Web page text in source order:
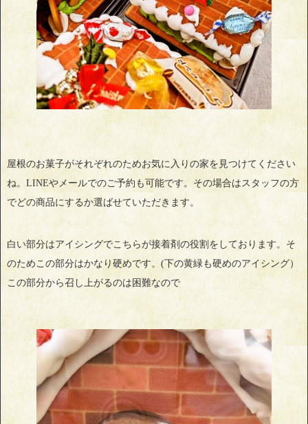
屋根のお菓子がそれぞれのためお気に入りの家を見つけてください
ね。LINEやメールでのご予約も可能です。その場合はスタッフの方
でどの商品にするか選ばせていただきます。
白い部分はアイシングでこちらが接着剤の役割をしております。そ
のためこの部分はかなり硬めです。(下の黄緑も硬めのアイシング）
この部分から召し上がるのは困難なので